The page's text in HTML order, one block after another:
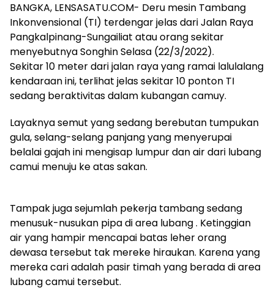
BANGKA, LENSASATU.COM- Deru mesin Tambang
Inkonvensional (TI) terdengar jelas dari Jalan Raya
Pangkalpinang-Sungailiat atau orang sekitar
menyebutnya Songhin Selasa (22/3/2022).
Sekitar 10 meter dari jalan raya yang ramai lalulalang
kendaraan ini, terlihat jelas sekitar 10 ponton TI
sedang beraktivitas dalam kubangan camuy.
Layaknya semut yang sedang berebutan tumpukan
gula, selang-selang panjang yang menyerupai
belalai gajah ini mengisap lumpur dan air dari lubang
camui menuju ke atas sakan.
Tampak juga sejumlah pekerja tambang sedang
menusuk-nusukan pipa di area lubang . Ketinggian
air yang hampir mencapai batas leher orang
dewasa tersebut tak mereke hiraukan. Karena yang
mereka cari adalah pasir timah yang berada di area
lubang camui tersebut.